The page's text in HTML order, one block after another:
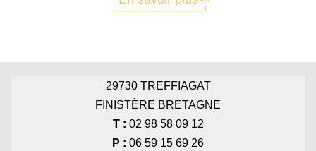
29730 TREFFIAGAT
FINISTÈRE BRETAGNE
T : 02 98 58 09 12
P : 06 59 15 69 26